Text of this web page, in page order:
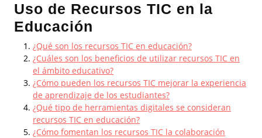
Uso de Recursos TIC en la
Educación
¿Qué son los recursos TIC en educación?
¿Cuáles son los beneficios de utilizar recursos TIC en
el ámbito educativo?
¿Cómo pueden los recursos TIC mejorar la experiencia
de aprendizaje de los estudiantes?
¿Qué tipo de herramientas digitales se consideran
recursos TIC en educación?
¿Cómo fomentan los recursos TIC la colaboración